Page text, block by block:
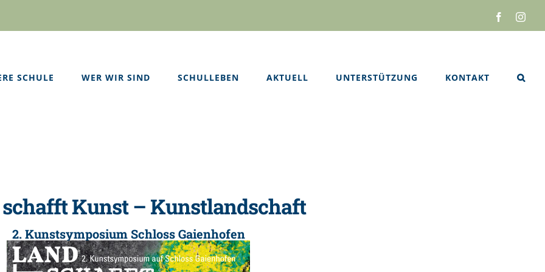
Facebook
SCHULE WER WIR SIND SCHULLEBEN AKTUELL UNTERSTÜTZUNG KONTAKT
Kunst – Kunstlandschaft
2. Kunstsymposium Schloss Gaienhofen